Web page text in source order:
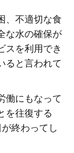
、不適切な食
な水の確保が
スを利用でき
ると言われて
働にもなって
を往復する
終わってし